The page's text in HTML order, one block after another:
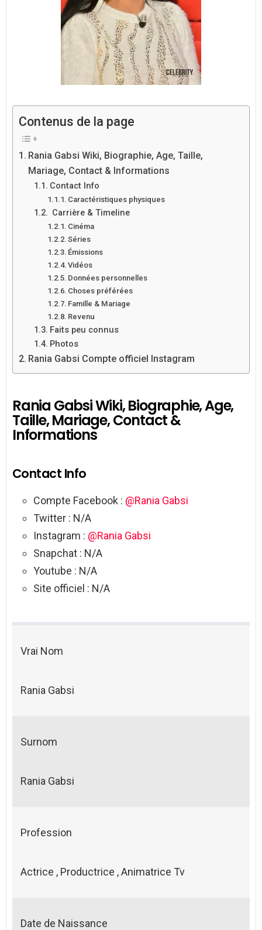
Contenus de la page
Rania Gabsi Wiki, Biographie, Age, Taille,
Mariage, Contact & Informations
Contact Info
Caractéristiques physiques
Carrière & Timeline
Cinéma
Séries
Émissions
Vidéos
Données personnelles
Choses préférées
Famille & Mariage
Revenu
Faits peu connus
Photos
Rania Gabsi Compte officiel Instagram
Rania Gabsi Wiki, Biographie, Age,
Taille, Mariage, Contact &
Informations
Contact Info
Compte Facebook : @Rania Gabsi
Twitter : N/A
Instagram : @Rania Gabsi
Snapchat : N/A
Youtube : N/A
Site officiel : N/A
Vrai Nom
Rania Gabsi
Surnom
Rania Gabsi
Profession
Actrice , Productrice , Animatrice Tv
Date de Naissance